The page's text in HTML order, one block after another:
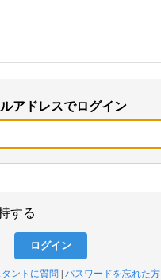
アドレスでログイン
する
ントに質問 |パスワードを忘れた方